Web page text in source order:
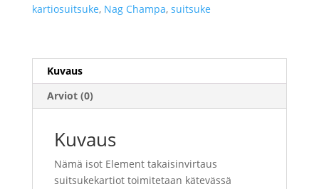
kartiosuitsuke, Nag Champa, suitsuke
Kuvaus
Arviot (0)
Kuvaus
Nämä isot Element takaisinvirtaus
suitsukekartiot toimitetaan kätevässä